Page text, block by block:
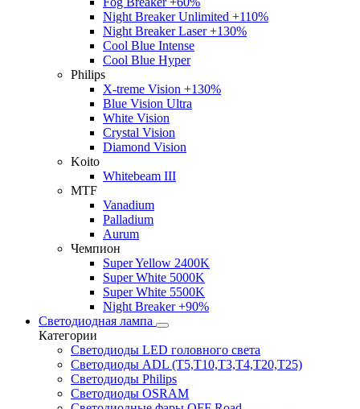
Night Breaker Unlimited +110%
Night Breaker Laser +130%
Cool Blue Intense
Cool Blue Hyper
Philips
X-treme Vision +130%
Blue Vision Ultra
White Vision
Crystal Vision
Diamond Vision
Koito
Whitebeam III
MTF
Vanadium
Palladium
Aurum
Чемпион
Super Yellow 2400K
Super White 5000K
Super White 5500K
Night Breaker +90%
Светодиодная лампа
Категории
Светодиоды LED головного света
Светодиоды ADL (T5,T10,T3,T4,T20,T25)
Светодиоды Philips
Светодиоды OSRAM